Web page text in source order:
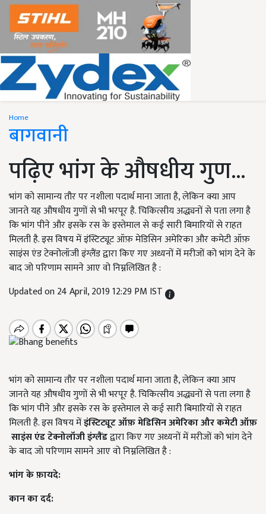
Home
बागवानी
पढ़िए भांग के औषधीय गुण...
भांग को सामान्य तौर पर नशीला पदार्थ माना जाता है, लेकिन क्या आप
जानते यह औषधीय गुणों से भी भरपूर है. चिकित्सीय अद्ध्यनों से पता लगा है
कि भांग पीने और इसके रस के इस्तेमाल से कई सारी बिमारियों से राहत
मिलती है. इस विषय में इंस्टिट्यूट ऑफ़ मेडिसिन अमेरिका और कमेटी ऑफ़
साइंस एंड टेक्नोलॉजी इंग्लैंड द्वारा किए गए अध्यनों में मरीजों को भांग देने के
बाद जो परिणाम सामने आए वो निम्नलिखित है :
Updated on 24 April, 2019 12:29 PM IST
भांग को सामान्य तौर पर नशीला पदार्थ माना जाता है, लेकिन क्या आप
जानते यह औषधीय गुणों से भी भरपूर है. चिकित्सीय अद्ध्यनों से पता लगा है
कि भांग पीने और इसके रस के इस्तेमाल से कई सारी बिमारियों से राहत
मिलती है. इस विषय मेंइंस्टिट्यूट ऑफ़ मेडिसिन अमेरिका और कमेटी ऑफ़
साइंस एंड टेक्नोलॉजी इंग्लैंडद्वारा किए गए अध्यनों में मरीजों को भांग देने
के बाद जो परिणाम सामने आए वो निम्नलिखित है :
भांग के फ़ायदे:
कान का दर्द: